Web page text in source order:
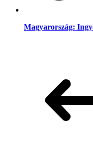
Magyarország: